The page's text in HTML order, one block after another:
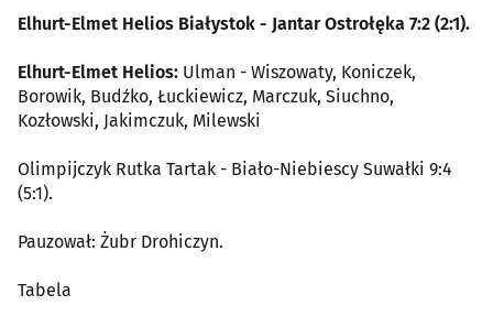
Elhurt-Elmet Helios Białystok - Jantar Ostrołęka 7:2 (2:1).
Elhurt-Elmet Helios: Ulman - Wiszowaty, Koniczek,
Borowik, Budźko, Łuckiewicz, Marczuk, Siuchno,
Kozłowski, Jakimczuk, Milewski
Olimpijczyk Rutka Tartak - Biało-Niebiescy Suwałki 9:4
(5:1).
Pauzował: Żubr Drohiczyn.
Tabela